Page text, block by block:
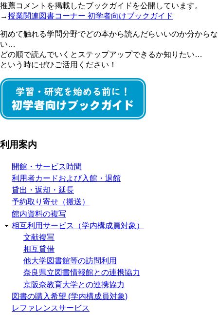
推薦コメントを掲載したブックガイドを公開しています。
→授業関連図書コーナー 初学者向けブックガイド
初めて触れる学問分野でどの本から読んだらいいのか分からな
い…
どの順で読んでいくとステップアップできるか知りたい…
という時にぜひご活用ください！
利用案内
開館・サービス時間
利用者カードおよび入館・退館
貸出・返却・延長
予約取り寄せ（搬送）
館内資料の複写
相互利用サービス（学内構成員対象）
文献複写
相互貸借
他大学図書館等の訪問利用
奈良県立図書情報館との連携協力
京阪奈教育大学との連携協力
図書の購入希望 (学内構成員対象)
レファレンスサービス